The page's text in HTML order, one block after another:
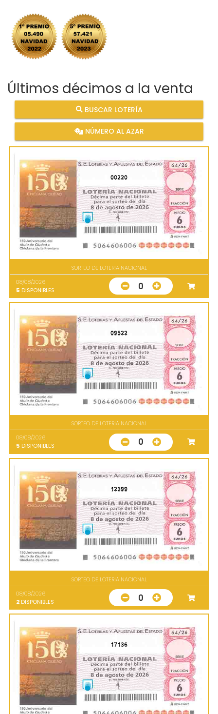
Últimos décimos a la venta
BUSCAR LOTERÍA
NÚMERO AL AZAR
00220
SORTEO DE LOTERIA NACIONAL
08/08/2026
5 DISPONIBLES 0
09522
SORTEO DE LOTERIA NACIONAL
08/08/2026
5 DISPONIBLES 0
12399
SORTEO DE LOTERIA NACIONAL
08/08/2026
2 DISPONIBLES 0
17136